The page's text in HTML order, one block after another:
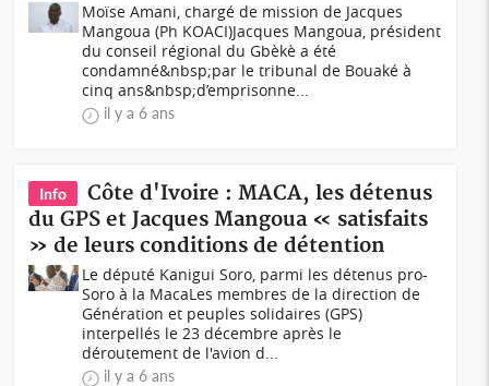
Moïse Amani, chargé de mission de Jacques
Mangoua (Ph KOACI)Jacques Mangoua, président
du conseil régional du Gbèkè a été
condamné&nbsp;par le tribunal de Bouaké à
cinq ans&nbsp;d’emprisonne...
il y a 6 ans
Info
Côte d'Ivoire : MACA, les détenus
du GPS et Jacques Mangoua « satisfaits
» de leurs conditions de détention
Le député Kanigui Soro, parmi les détenus pro-
Soro à la MacaLes membres de la direction de
Génération et peuples solidaires (GPS)
interpellés le 23 décembre après le
déroutement de l'avion d...
il y a 6 ans